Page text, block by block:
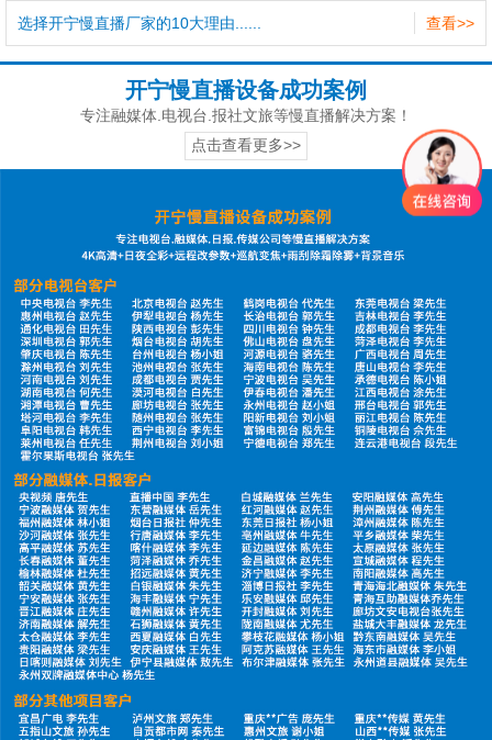
查看>>
选择开宁慢直播厂家的10大理由......
开宁慢直播设备成功案例
专注融媒体.电视台.报社文旅等慢直播解决方案！
点击查看更多>>